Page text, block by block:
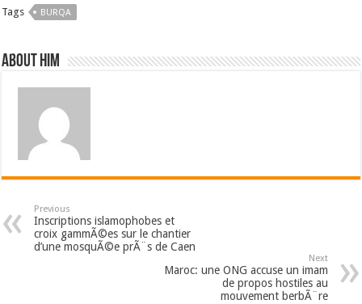
Tags BURQA
About him
Previous
Inscriptions islamophobes et
croix gammÃ©es sur le chantier
d’une mosquÃ©e prÃ¨s de Caen
Next
Maroc: une ONG accuse un imam
de propos hostiles au
mouvement berbÃ¨re